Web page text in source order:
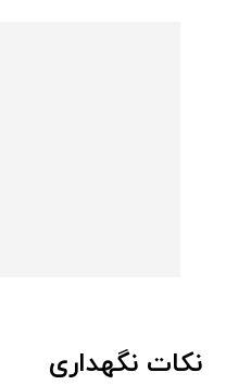
نکات نگهداری